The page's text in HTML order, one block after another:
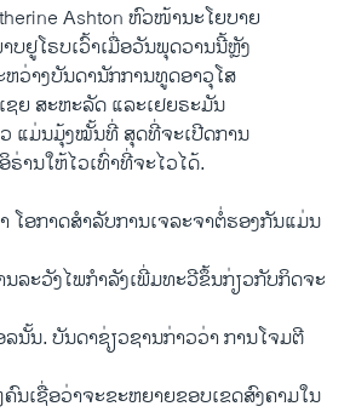
Ashton ຫົວໜ້ານະໂຍບາຍ
ບຢູໂຣບເວົ້າເມື່ອວັນພຸດວານນີ້ຫຼັງ
ວ່າງບັນດານັກການທູດອາວຸໂສ
ຍ ສະຫະລັດ ແລະເຢຍຣະມັນ
ແມ່ນມຸ້ງໝັ້ນທີ່ ສຸດທີ່ຈະເປີດການ
ານໃຫ້ໄວເທົ່າທີ່ຈະໄວໄດ້.
ໂອກາດສໍາລັບການເຈລະຈາຕໍ່ຮອງກັນແມ່ນ
ລະວັງໄພກໍາລັງເພີ່ມທະວີຂຶ້ນກ່ຽວກັບກິດຈະ
ນັ້ນ. ບັນດາຊ່ຽວຊານກ່າວວ່າ ການໂຈມຕີ
ນເຊື່ອວ່າຈະຂະຫຍາຍຂອບເຂດສົງຄາມໃນ